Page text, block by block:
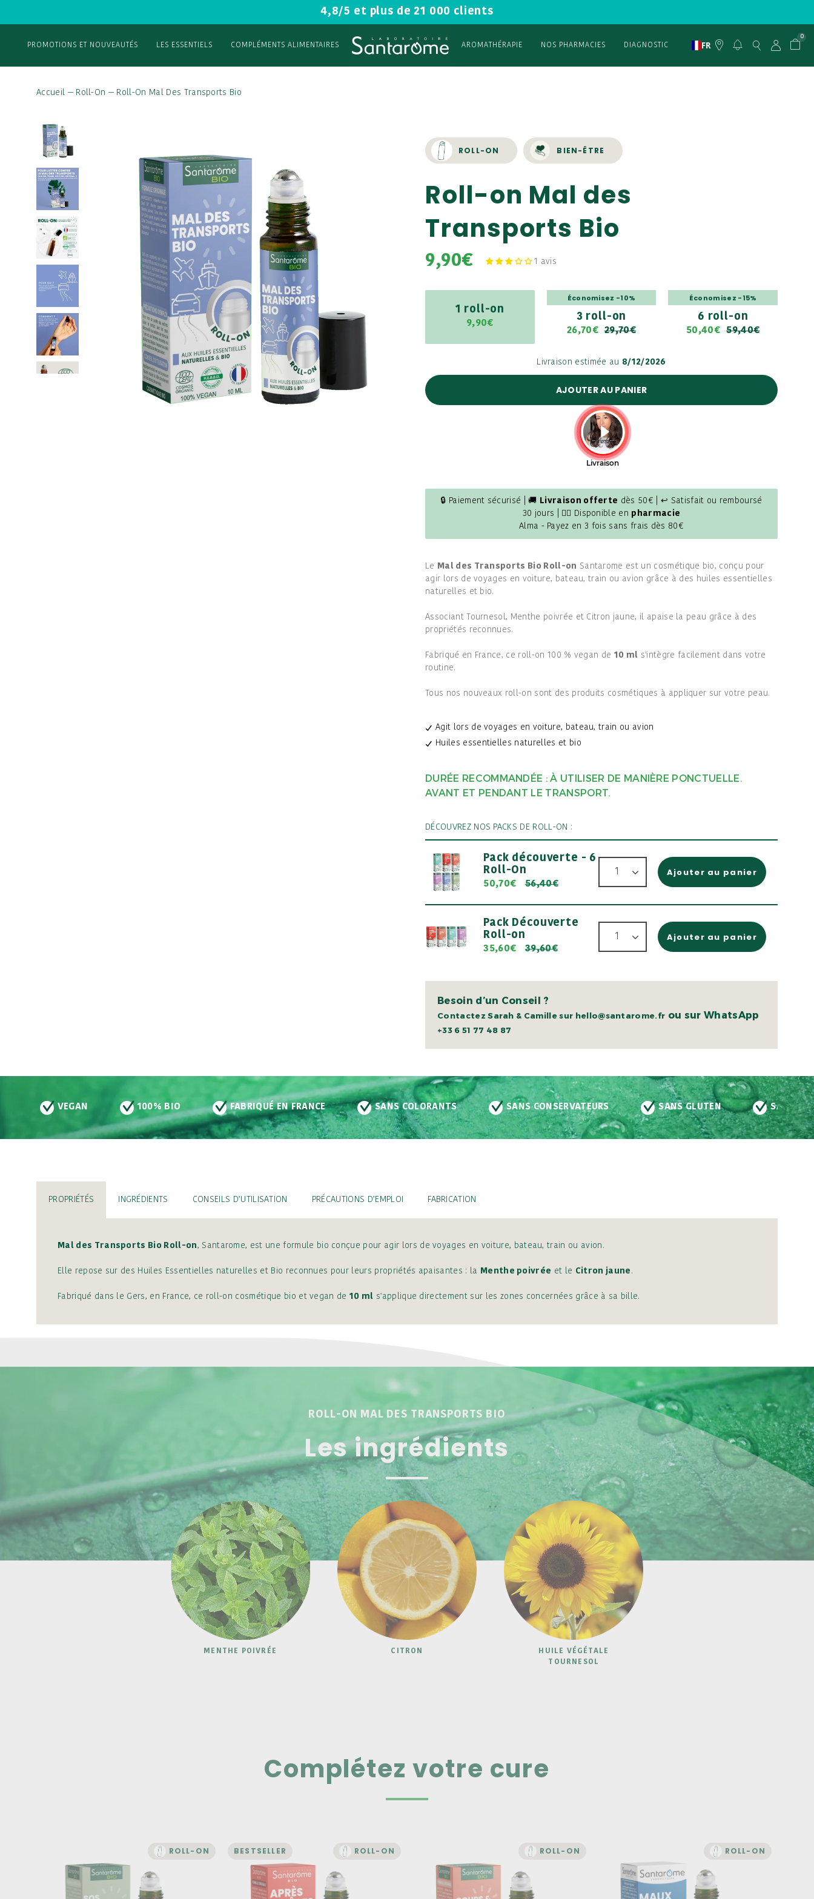
4,8/5 et plus de 21 000 clients
PROMOTIONS ET NOUVEAUTÉS LES ESSENTIELS COMPLÉMENTS ALIMENTAIRES AROMATHÉRAPIE NOS PHARMACIES DIAGNOSTIC FR
0
Accueil — Roll-On — Roll-On Mal Des Transports Bio
ROLL-ON BIEN-ÊTRE
Roll-on Mal des
Transports Bio
9,90€ 1 avis
1 roll-on
9,90€
3 roll-on
Économisez -10%
26,70€ 29,70€
6 roll-on
Économisez -15%
50,40€ 59,40€
Livraison estimée au 8/12/2026
AJOUTER AU PANIER
🔒 Paiement sécurisé | 🚚 Livraison offerte dès 50€ | ↩ Satisfait ou remboursé
30 jours | 👩‍⚕️ Disponible en pharmacie
Alma - Payez en 3 fois sans frais dès 80€
Le Mal des Transports Bio Roll-on Santarome est un cosmétique bio, conçu pour
agir lors de voyages en voiture, bateau, train ou avion grâce à des huiles essentielles
naturelles et bio.
Associant Tournesol, Menthe poivrée et Citron jaune, il apaise la peau grâce à des
propriétés reconnues.
Fabriqué en France, ce roll-on 100 % vegan de 10 ml s'intègre facilement dans votre
routine.
Tous nos nouveaux roll-on sont des produits cosmétiques à appliquer sur votre peau.
Agit lors de voyages en voiture, bateau, train ou avion
Huiles essentielles naturelles et bio
DURÉE RECOMMANDÉE : À UTILISER DE MANIÈRE PONCTUELLE.
AVANT ET PENDANT LE TRANSPORT.
DÉCOUVREZ NOS PACKS DE ROLL-ON :
Pack découverte - 6
Roll-On
50,70€ 56,40€
Ajouter au panier
Pack Découverte
Roll-on
35,60€ 39,60€
Ajouter au panier
Besoin d’un Conseil ?
Contactez Sarah & Camille sur hello@santarome.fr ou sur WhatsApp
+33 6 51 77 48 87
FABRIQUÉ EN FRANCE SANS COLORANTS SANS CONSERVATEURS SANS GLUTEN SANS LACTOSE VEGAN
PROPRIÉTÉS INGRÉDIENTS CONSEILS D’UTILISATION PRÉCAUTIONS D’EMPLOI FABRICATION
Mal des Transports Bio Roll-on, Santarome, est une formule bio conçue pour agir lors de voyages en voiture, bateau, train ou avion.
Elle repose sur des Huiles Essentielles naturelles et Bio reconnues pour leurs propriétés apaisantes : la Menthe poivrée et le Citron jaune .
Fabriqué dans le Gers, en France, ce roll-on cosmétique bio et vegan de10 ml s'applique directement sur les zones concernées grâce à sa bille.
ROLL-ON MAL DES TRANSPORTS BIO
Les ingrédients
MENTHE POIVRÉE CITRON
HUILE VÉGÉTALE
TOURNESOL
Complétez votre cure
ROLL-ON
BIEN-ÊTRE
Roll-on SOS
Imperfections Bio
BESTSELLER ROLL-ON
BIEN-ÊTRE
Roll-on Après Piqûres
Bio
ROLL-ON
BIEN-ÊTRE
Roll-on Coups & Bosses
Bio
ROLL-ON
Roll-on Maux de Tête Bio